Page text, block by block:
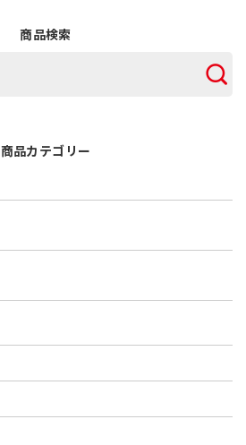
商品検索
商品カテゴリー